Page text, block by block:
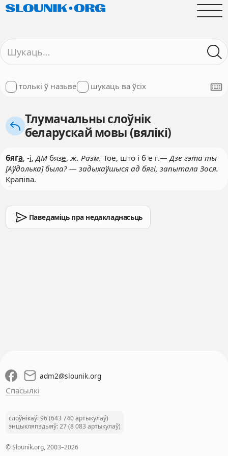
толькі ў назьве шукаць ва ўсіх
Тлумачальны слоўнік
беларускай мовы (вялікі)
бяга, -і,ДМбязе,ж. Разм. Тое, што і б е г.— Дзе гэта ты
[Аўдолька] была? — задыхаўшыся ад бягі, запытала Зося.
Крапіва.
Паведаміць пра недакладнасьць
adm2@slounik.org
Спасылкі
слоўнікаў: 96 (643 740 артыкулаў)
энцыкляпэдыяў: 27 (8 083 артыкулаў)
© Slounik.org, 2003–2026